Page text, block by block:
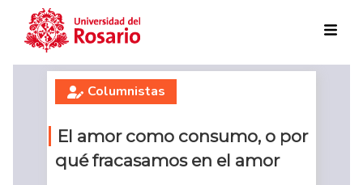
Skip to main content
Columnistas
El amor como consumo, o por
qué fracasamos en el amor